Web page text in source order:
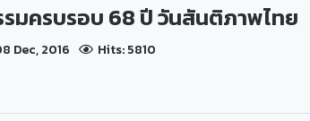
มครบรอบ 68 ปี วันสันติภาพไทย
Dec, 2016 Hits: 5810